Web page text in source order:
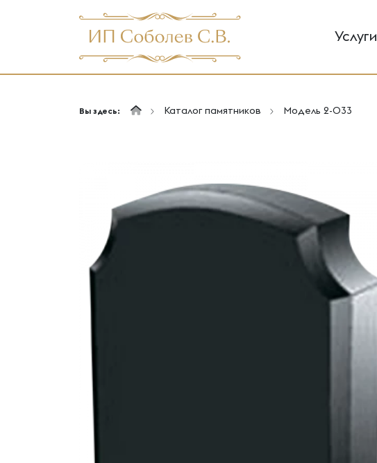
Услуги
Вы здесь: Каталог памятников Модель 2-033